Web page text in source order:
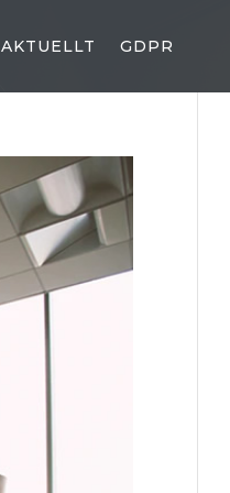
AKTUELLT GDPR